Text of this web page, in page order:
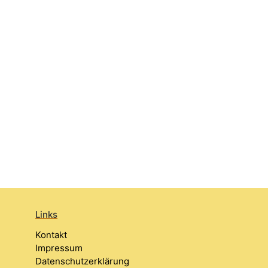
Links
Kontakt
Impressum
Datenschutzerklärung